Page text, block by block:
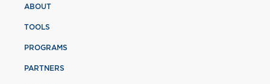
ABOUT
TOOLS
PROGRAMS
PARTNERS